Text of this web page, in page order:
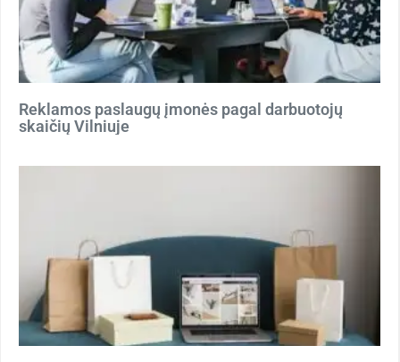
Reklamos paslaugų įmonės pagal darbuotojų
skaičių Vilniuje